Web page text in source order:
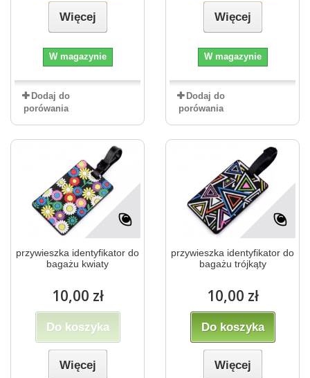
Więcej
W magazynie
Dodaj do
porówania
Więcej
W magazynie
Dodaj do
porówania
przywieszka identyfikator do
bagażu kwiaty
10,00 zł
Do koszyka
Więcej
przywieszka identyfikator do
bagażu trójkąty
10,00 zł
Do koszyka
Więcej